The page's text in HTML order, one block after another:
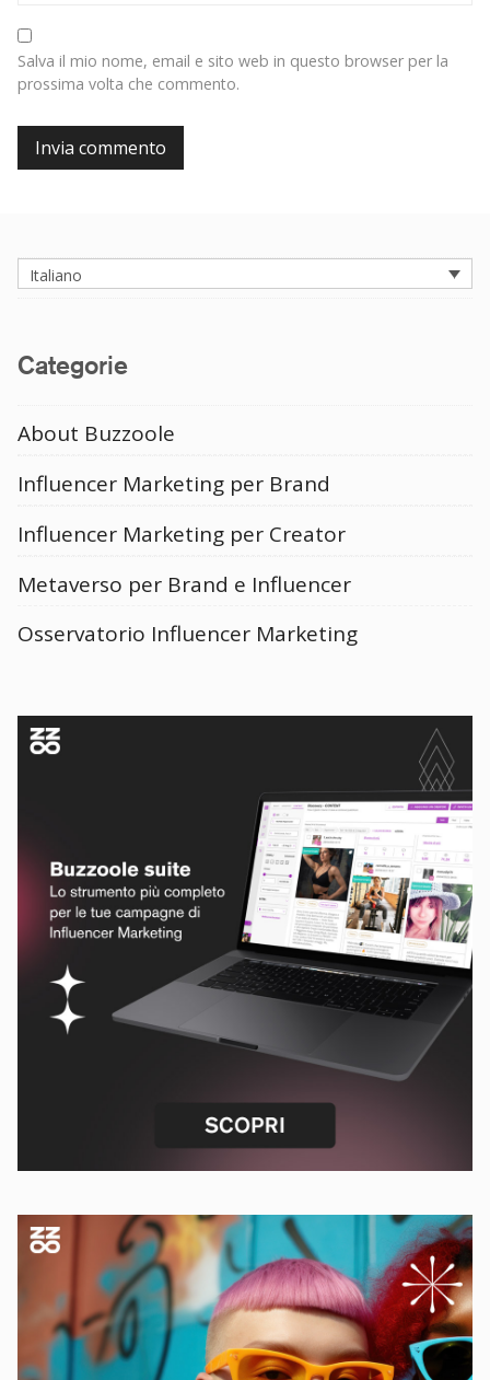
Salva il mio nome, email e sito web in questo browser per la
prossima volta che commento.
Italiano
Categorie
About Buzzoole
Influencer Marketing per Brand
Influencer Marketing per Creator
Metaverso per Brand e Influencer
Osservatorio Influencer Marketing